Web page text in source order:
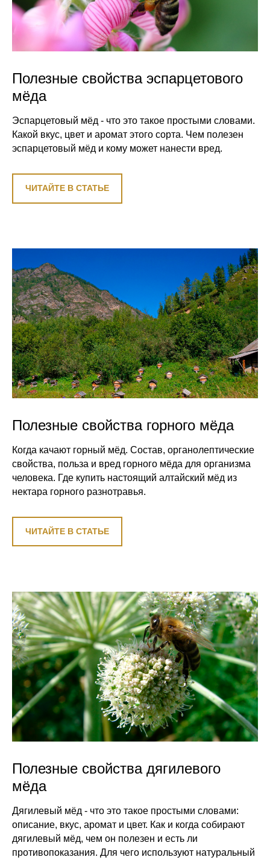
Полезные свойства эспарцетового
мёда
Эспарцетовый мёд - что это такое простыми словами.
Какой вкус, цвет и аромат этого сорта. Чем полезен
эспарцетовый мёд и кому может нанести вред.
ЧИТАЙТЕ В СТАТЬЕ
Полезные свойства горного мёда
Когда качают горный мёд. Состав, органолептические
свойства, польза и вред горного мёда для организма
человека. Где купить настоящий алтайский мёд из
нектара горного разнотравья.
ЧИТАЙТЕ В СТАТЬЕ
Полезные свойства дягилевого
мёда
Дягилевый мёд - что это такое простыми словами:
описание, вкус, аромат и цвет. Как и когда собирают
дягилевый мёд, чем он полезен и есть ли
противопоказания. Для чего используют натуральный